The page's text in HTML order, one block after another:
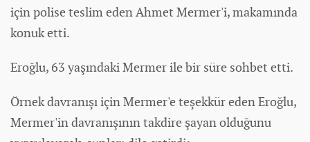
için polise teslim eden Ahmet Mermer'i, makamında
konuk etti.
Eroğlu, 63 yaşındaki Mermer ile bir süre sohbet etti.
Örnek davranışı için Mermer'e teşekkür eden Eroğlu,
Mermer'in davranışının takdire şayan olduğunu